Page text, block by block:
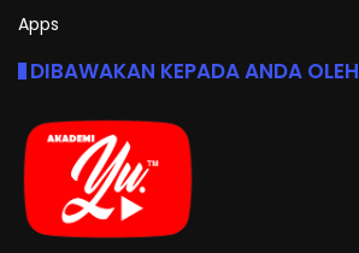
Apps
DIBAWAKAN KEPADA ANDA OLEH